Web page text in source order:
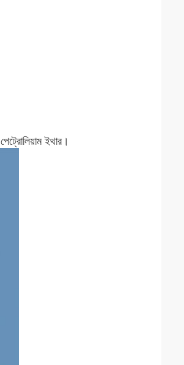
ইথার।